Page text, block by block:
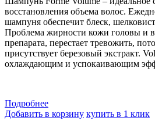
восстановления объема волос.
шампуня обеспечит блеск,
Проблема жирности кожи головы и
препарата, перестает тревожить,
присутствует березовый экстракт.
охлаждающим и успокаивающим
Подробнеe
Добавить в корзину купить в 1 клик